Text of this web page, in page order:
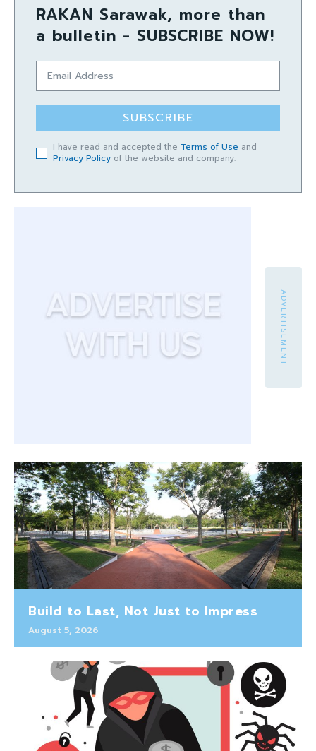
RAKAN Sarawak, more than
a bulletin - SUBSCRIBE NOW!
SUBSCRIBE
I have read and accepted the Terms of Use and
Privacy Policy of the website and company.
- ADVERTISEMENT -
Build to Last, Not Just to Impress
August 5, 2026